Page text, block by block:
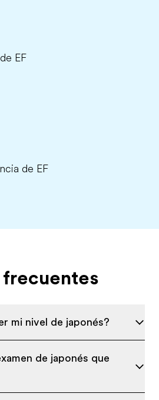
EF
de EF
frecuentes
mi nivel de japonés?
de japonés que